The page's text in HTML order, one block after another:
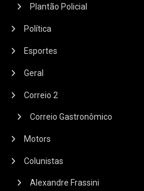
Plantão Policial
Política
Esportes
Geral
Correio 2
Correio Gastronômico
Motors
Colunistas
Alexandre Frassini